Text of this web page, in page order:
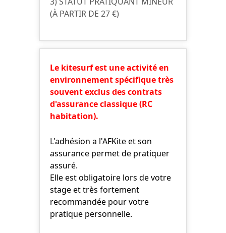
(À PARTIR DE 27 €)
Le kitesurf est une activité en
environnement spécifique très
souvent exclus des contrats
d'assurance classique (RC
habitation).
L'adhésion a l'AFKite et son
assurance permet de pratiquer
assuré.
Elle est obligatoire lors de votre
stage et très fortement
recommandée pour votre
pratique personnelle.